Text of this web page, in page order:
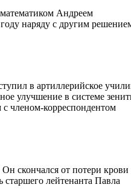
Андреем
наряду с другим
в артиллерийское
улучшение в системе
членом-корреспондентом
скончался от потери крови
старшего лейтенанта Павла